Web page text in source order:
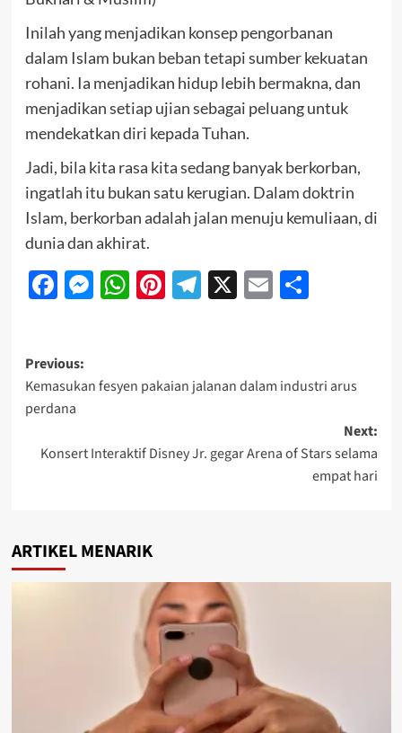
Inilah yang menjadikan konsep pengorbanan
dalam Islam bukan beban tetapi sumber kekuatan
rohani. Ia menjadikan hidup lebih bermakna, dan
menjadikan setiap ujian sebagai peluang untuk
mendekatkan diri kepada Tuhan.
Jadi, bila kita rasa kita sedang banyak berkorban,
ingatlah itu bukan satu kerugian. Dalam doktrin
Islam, berkorban adalah jalan menuju kemuliaan, di
dunia dan akhirat.
Facebook
Messenger
WhatsApp
Pinterest
Telegram
X EmailShare
Previous:
Kemasukan fesyen pakaian jalanan dalam industri arus
perdana
Next:
Konsert Interaktif Disney Jr. gegar Arena of Stars selama
empat hari
ARTIKEL MENARIK